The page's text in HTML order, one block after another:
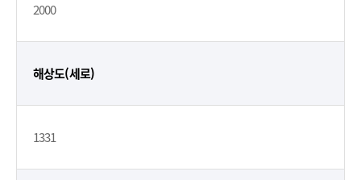
2000
해상도(세로)
1331